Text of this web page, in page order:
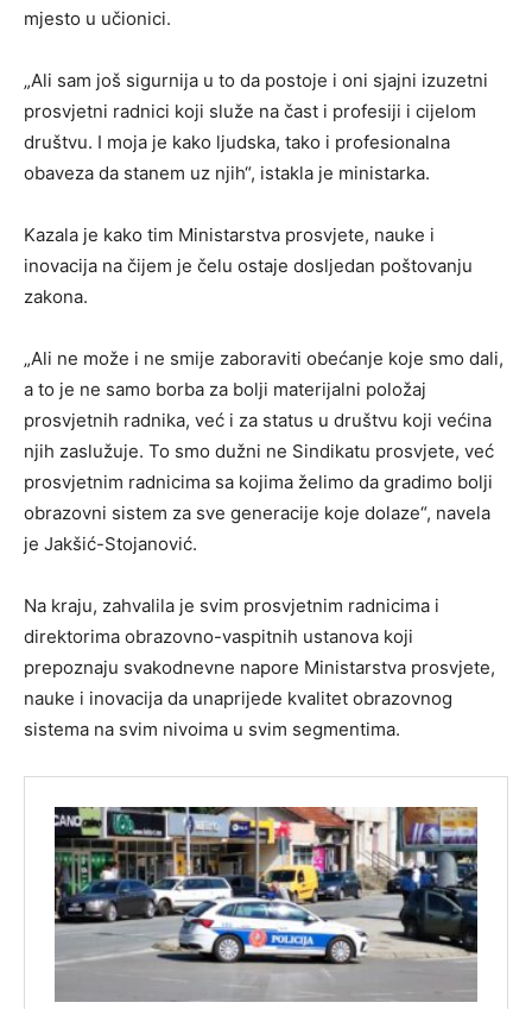
mjesto u učionici.
„Ali sam još sigurnija u to da postoje i oni sjajni izuzetni
prosvjetni radnici koji služe na čast i profesiji i cijelom
društvu. I moja je kako ljudska, tako i profesionalna
obaveza da stanem uz njih“, istakla je ministarka.
Kazala je kako tim Ministarstva prosvjete, nauke i
inovacija na čijem je čelu ostaje dosljedan poštovanju
zakona.
„Ali ne može i ne smije zaboraviti obećanje koje smo dali,
a to je ne samo borba za bolji materijalni položaj
prosvjetnih radnika, već i za status u društvu koji većina
njih zaslužuje. To smo dužni ne Sindikatu prosvjete, već
prosvjetnim radnicima sa kojima želimo da gradimo bolji
obrazovni sistem za sve generacije koje dolaze“, navela
je Jakšić-Stojanović.
Na kraju, zahvalila je svim prosvjetnim radnicima i
direktorima obrazovno-vaspitnih ustanova koji
prepoznaju svakodnevne napore Ministarstva prosvjete,
nauke i inovacija da unaprijede kvalitet obrazovnog
sistema na svim nivoima u svim segmentima.